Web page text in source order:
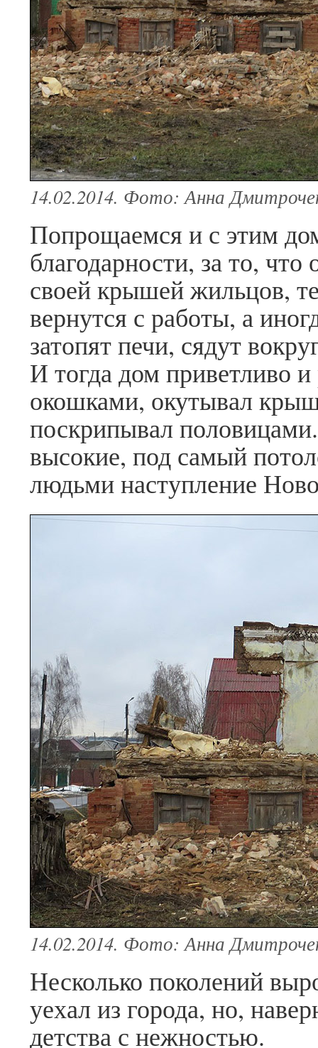
14.02.2014. Фото: Анна
Попрощаемся и с этим
благодарности, за то,
своей крышей жильцов,
вернутся с работы, а
затопят печи, сядут
И тогда дом приветливо
окошками, окутывал
поскрипывал
высокие, под самый
людьми наступление
14.02.2014. Фото: Анна
Несколько поколений
уехал из города, но,
детства с нежностью.